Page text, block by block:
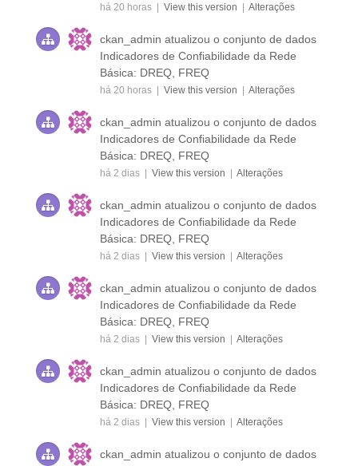
há 20 horas | View this version | Alterações
ckan_admin atualizou o conjunto de dados
Indicadores de Confiabilidade da Rede
Básica: DREQ, FREQ
há 20 horas | View this version | Alterações
ckan_admin atualizou o conjunto de dados
Indicadores de Confiabilidade da Rede
Básica: DREQ, FREQ
há 2 dias | View this version | Alterações
ckan_admin atualizou o conjunto de dados
Indicadores de Confiabilidade da Rede
Básica: DREQ, FREQ
há 2 dias | View this version | Alterações
ckan_admin atualizou o conjunto de dados
Indicadores de Confiabilidade da Rede
Básica: DREQ, FREQ
há 2 dias | View this version | Alterações
ckan_admin atualizou o conjunto de dados
Indicadores de Confiabilidade da Rede
Básica: DREQ, FREQ
há 2 dias | View this version | Alterações
ckan_admin atualizou o conjunto de dados